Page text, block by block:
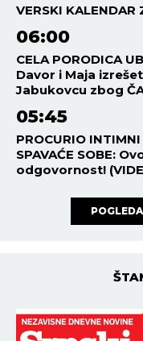
VERSKI KALENDAR
06:00
CELA PORODICA
Davor i Maja
Jabukovcu zbog
05:45
PROCURIO
SPAVAĆE SOBE:
odgovornost!